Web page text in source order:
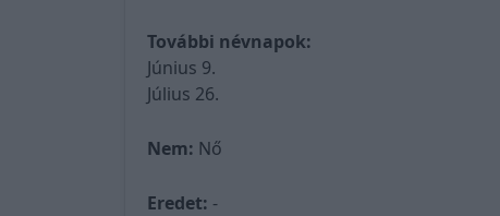
További névnapok:
Június 9.
Július 26.
Nem: Nő
Eredet: -